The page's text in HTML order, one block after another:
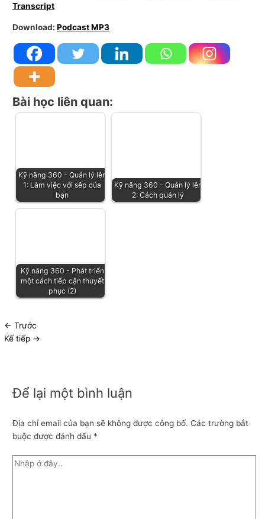
Transcript
Download:Podcast MP3
Bài học liên quan:
Kỹ năng 360 - Quản lý lên
1: Làm việc với sếp của
bạn
Kỹ năng 360 - Quản lý lên
2: Cách quản lý
Kỹ năng 360 - Phát triển
một cách tiếp cận thuyết
phục (2)
← Trước
Kế tiếp →
Để lại một bình luận
Địa chỉ email của bạn sẽ không được công bố. Các trường bắt
buộc được đánh dấu *